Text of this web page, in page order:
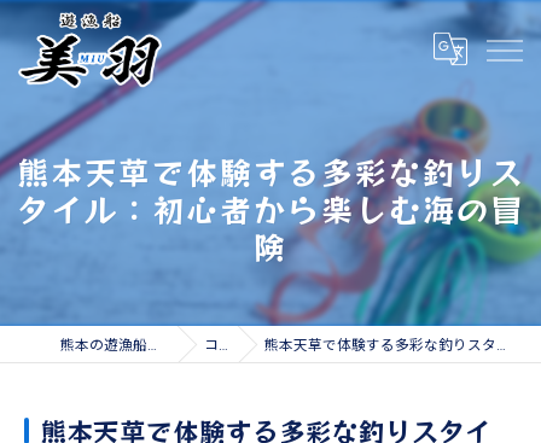
熊本天草で体験する多彩な釣りス
タイル：初心者から楽しむ海の冒
険
熊本の遊漁船なら遊漁船 美羽 コラム 熊本天草で体験する多彩な釣りスタイル：初心者から楽しむ海の冒険
熊本天草で体験する多彩な釣りスタイ